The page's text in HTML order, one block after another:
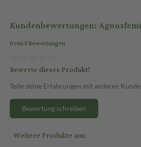
Kundenbewertungen:
0 von 0 Bewertungen
Bewerte dieses Produkt!
Teile deine Erfahrungen mit anderen
Bewertung schreiben
Weitere Produkte aus: